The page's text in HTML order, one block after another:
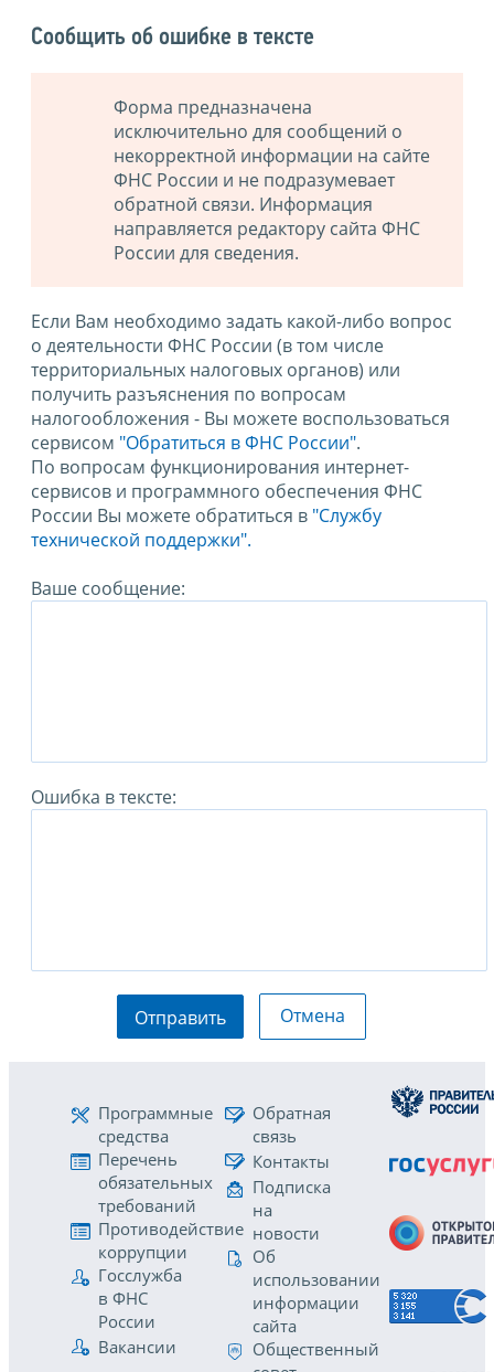
Сообщить об ошибке в тексте
Форма предназначена
исключительно для сообщений о
некорректной информации на сайте
ФНС России и не подразумевает
обратной связи. Информация
направляется редактору сайта ФНС
России для сведения.
Если Вам необходимо задать какой-либо вопрос
о деятельности ФНС России (в том числе
территориальных налоговых органов) или
получить разъяснения по вопросам
налогообложения - Вы можете воспользоваться
сервисом "Обратиться в ФНС России".
По вопросам функционирования интернет-
сервисов и программного обеспечения ФНС
России Вы можете обратиться в "Службу
технической поддержки".
Ваше сообщение:
Ошибка в тексте:
Отправить Отмена
Программные
средства
Перечень
обязательных
требований
Противодействие
коррупции
Госслужба
в ФНС
России
Вакансии
Обратная
связь
Контакты
Подписка
на
новости
Об
использовании
информации
сайта
Общественный